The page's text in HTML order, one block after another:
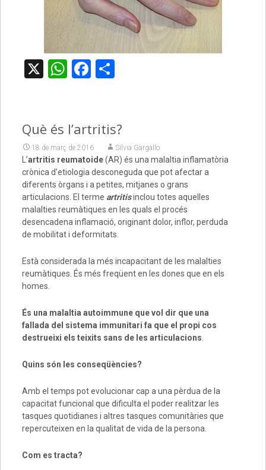
X WhatsApp
Facebook
Comparteix
Què és l’artritis?
18 de març de 2016 Silvia Gargallo
L’artritis reumatoide(AR) és una malaltia inflamatòria
crònica d’etiologia desconeguda que pot afectar a
diferents òrgans i a petites, mitjanes o grans
articulacions. El terme artritisinclou totes aquelles
malalties reumàtiques en les quals el procés
desencadena inflamació, originant dolor, inflor, perduda
de mobilitat i deformitats.
Està considerada la més incapacitant de les malalties
reumàtiques. És més freqüent en les dones que en els
homes.
És una malaltia autoimmune que vol dir que una
fallada del sistema immunitari fa que el propi cos
destrueixi els teixits sans de les articulacions
Quins són les conseqüències?
Amb el temps pot evolucionar cap a una pèrdua de la
capacitat funcional que dificulta el poder realitzar les
tasques quotidianes i altres tasques comunitàries que
repercuteixen en la qualitat de vida de la persona.
Com es tracta?